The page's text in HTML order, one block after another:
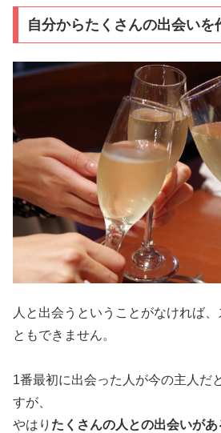
自分からたくさんの出会いを
人と出会うということがなければ
ともできません。
1番最初に出会った人が今の主人だ
すが、
やはり たくさんの人との出会いがあ